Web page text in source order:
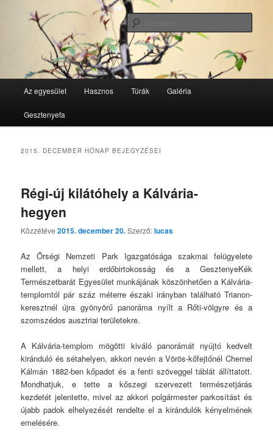
másodlagos
GesztenyeKék
GesztenyeKék Természetbarát Egyesület honlapja
Az egyesület Hasznos Túrák Galéria
Gesztenyefa
2015. DECEMBER HÓNAP BEJEGYZÉSEI
Régi-új kilátóhely a Kálvária-
hegyen
Közzétéve2015. december 20.Szerző:lucas
Az Őrségi Nemzeti Park Igazgatósága szakmai felügyelete
mellett, a helyi erdőbirtokosság és a GesztenyeKék
Természetbarát Egyesület munkájának köszönhetően a Kálvária-
templomtól pár száz méterre északi irányban található Trianon-
keresztnél újra gyönyörű panoráma nyílt a Rőti-völgyre és a
szomszédos ausztriai területekre.
A Kálvária-templom mögötti kiváló panorámát nyújtó kedvelt
kiránduló és sétahelyen, akkori nevén a Vörös-kőfejtőnél Chernel
Kálmán 1882-ben kőpadot és a fenti szöveggel táblát állíttatott.
Mondhatjuk, e tette a kőszegi szervezett természetjárás
kezdetét jelentette, mivel az akkori polgármester parkosítást és
újabb padok elhelyezését rendelte el a kirándulók kényelmének
emelésére.